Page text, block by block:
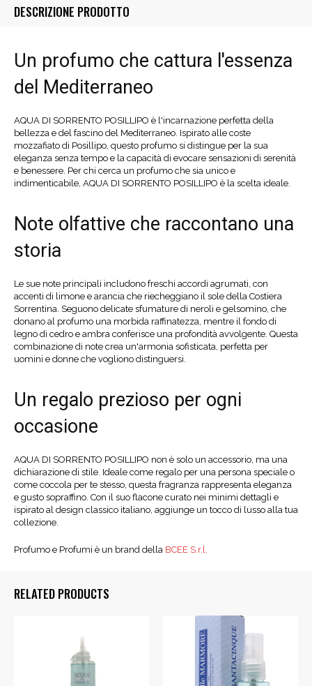
DESCRIZIONE PRODOTTO
Un profumo che cattura l'essenza
del Mediterraneo
AQUA DI SORRENTO POSILLIPO è l'incarnazione perfetta della
bellezza e del fascino del Mediterraneo. Ispirato alle coste
mozzafiato di Posillipo, questo profumo si distingue per la sua
eleganza senza tempo e la capacità di evocare sensazioni di serenità
e benessere. Per chi cerca un profumo che sia unico e
indimenticabile, AQUA DI SORRENTO POSILLIPO è la scelta ideale.
Note olfattive che raccontano una
storia
Le sue note principali includono freschi accordi agrumati, con
accenti di limone e arancia che riecheggiano il sole della Costiera
Sorrentina. Seguono delicate sfumature di neroli e gelsomino, che
donano al profumo una morbida raffinatezza, mentre il fondo di
legno di cedro e ambra conferisce una profondità avvolgente. Questa
combinazione di note crea un'armonia sofisticata, perfetta per
uomini e donne che vogliono distinguersi.
Un regalo prezioso per ogni
occasione
AQUA DI SORRENTO POSILLIPO non è solo un accessorio, ma una
dichiarazione di stile. Ideale come regalo per una persona speciale o
come coccola per te stesso, questa fragranza rappresenta eleganza
e gusto sopraffino. Con il suo flacone curato nei minimi dettagli e
ispirato al design classico italiano, aggiunge un tocco di lusso alla tua
collezione.
Profumo e Profumi è un brand della BCEE S.r.l.
RELATED PRODUCTS